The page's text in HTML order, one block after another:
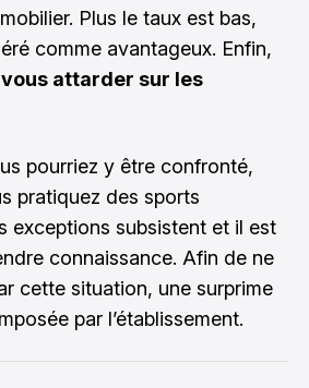
Plus le taux est bas,
comme avantageux. Enfin,
vous attarder sur les
pourriez y être confronté,
pratiquez des sports
exceptions subsistent et il est
connaissance. Afin de ne
cette situation, une surprime
par l’établissement.